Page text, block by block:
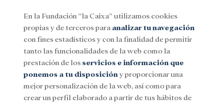
Menu
SocialInvestigación y becasCultura
En la Fundación ”la Caixa” utilizamos cookies
propias y de terceros para analizar tu navegación
con fines estadísticos y con la finalidad de permitir
tanto las funcionalidades de la web como la
prestación de los servicios e información que
ponemos a tu disposición y proporcionar una
mejor personalización de la web, así como para
crear un perfil elaborado a partir de tus hábitos de